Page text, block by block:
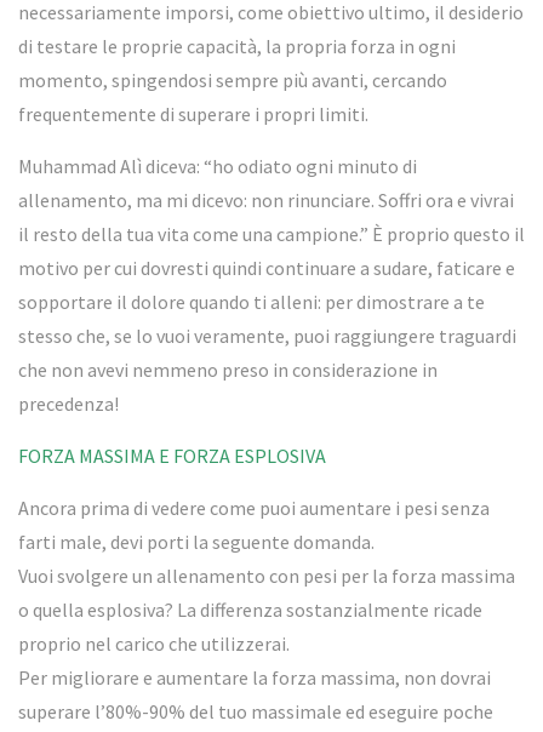
necessariamente imporsi, come obiettivo ultimo, il desiderio
di testare le proprie capacità, la propria forza in ogni
momento, spingendosi sempre più avanti, cercando
frequentemente di superare i propri limiti.
Muhammad Alì diceva: “ho odiato ogni minuto di
allenamento, ma mi dicevo: non rinunciare. Soffri ora e vivrai
il resto della tua vita come una campione.” È proprio questo il
motivo per cui dovresti quindi continuare a sudare, faticare e
sopportare il dolore quando ti alleni: per dimostrare a te
stesso che, se lo vuoi veramente, puoi raggiungere traguardi
che non avevi nemmeno preso in considerazione in
precedenza!
FORZA MASSIMA E FORZA ESPLOSIVA
Ancora prima di vedere come puoi aumentare i pesi senza
farti male, devi porti la seguente domanda.
Vuoi svolgere un allenamento con pesi per la forza massima
o quella esplosiva? La differenza sostanzialmente ricade
proprio nel carico che utilizzerai.
Per migliorare e aumentare la forza massima, non dovrai
superare l’80%-90% del tuo massimale ed eseguire poche